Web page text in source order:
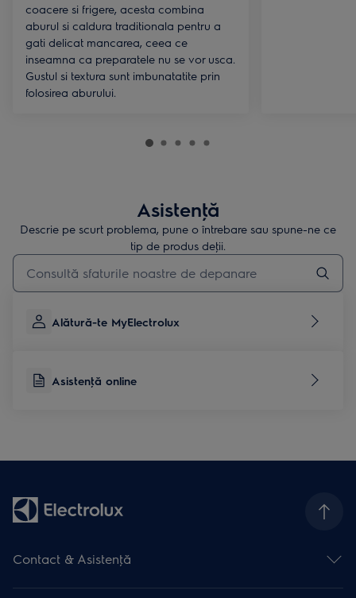
coacere si frigere, acesta combina
aburul si caldura traditionala pentru a
gati delicat mancarea, ceea ce
inseamna ca preparatele nu se vor usca.
Gustul si textura sunt imbunatatite prin
folosirea aburului.
Asistenţă
Descrie pe scurt problema, pune o întrebare sau spune-ne ce
tip de produs deţii.
Type to search for support articles
Alătură-te MyElectrolux
Asistenţă online
Contact & Asistenţă